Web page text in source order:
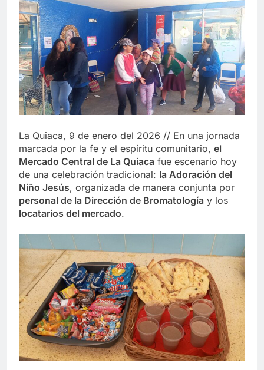
La Quiaca, 9 de enero del 2026 // En una jornada
marcada por la fe y el espíritu comunitario, el
Mercado Central de La Quiaca fue escenario hoy
de una celebración tradicional: la Adoración del
Niño Jesús, organizada de manera conjunta por
personal de la Dirección de Bromatología y los
locatarios del mercado.